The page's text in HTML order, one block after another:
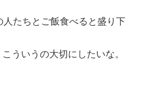
たちとご飯食べると盛り下
ういうの大切にしたいな。